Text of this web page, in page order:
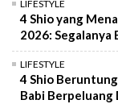
LIFESTYLE
4 Shio yang
2026: Segalanya
LIFESTYLE
4 Shio
Babi Berpeluang